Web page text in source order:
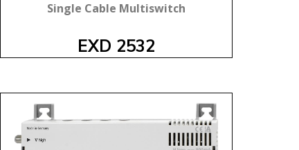
EXD 2532
Single Cable Multiswitch